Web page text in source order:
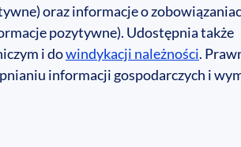
oraz informacje o
pozytywne). Udostępnia także
i dowindykacji należności.
informacji gospodarczych i